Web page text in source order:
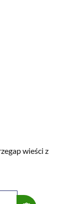
wieści z